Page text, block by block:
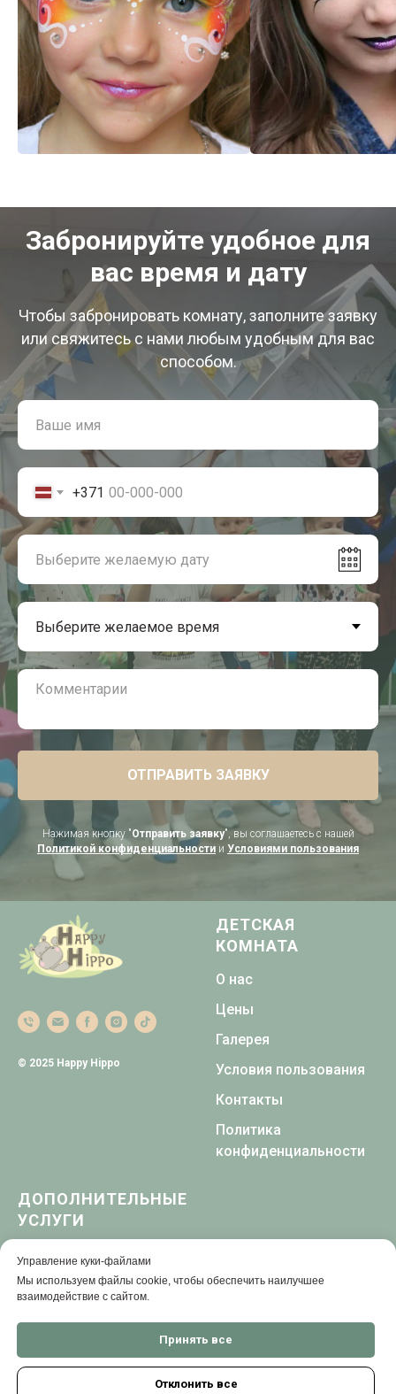
Управление куки-файлами
Мы используем файлы cookie, чтобы обеспечить наилучшее
взаимодействие с сайтом.
Принять все
Отклонить все
Забронируйте удобное для
вас время и дату
Чтобы забронировать комнату, заполните заявку
или свяжитесь с нами любым удобным для вас
способом.
+371
ОТПРАВИТЬ ЗАЯВКУ
Нажимая кнопку "Отправить заявку", вы соглашаетесь с нашей
Политикой конфиденциальности и Условиями пользования
© 2025 Happy Hippo
ДЕТСКАЯ
КОМНАТА
О нас
Цены
Галерея
Условия пользования
Контакты
Политика
конфиденциальности
ДОПОЛНИТЕЛЬНЫЕ
УСЛУГИ
Аниматоры
Аквагрим